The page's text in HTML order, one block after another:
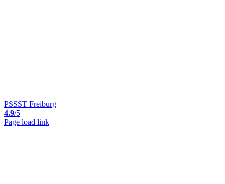
PSSST Freiburg
4.9/5
Page load link